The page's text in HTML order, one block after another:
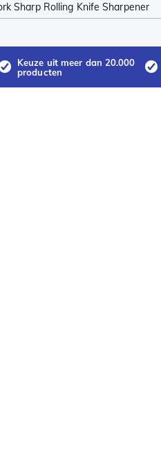
Sharp Rolling Knife Sharpener
Keuze uit meer dan 20.000
producten